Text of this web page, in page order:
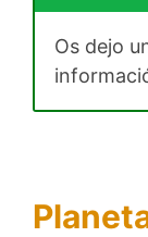
Os dejo